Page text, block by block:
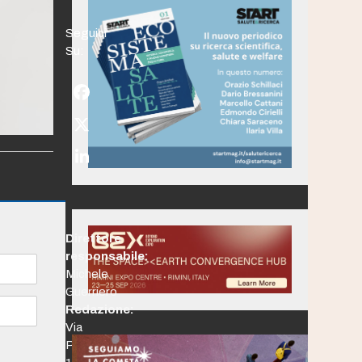
Seguici
Su:
Facebook
Twitter
(deprecated)
LinkedIn
Direttore
responsabile:
Michele
Guerriero
Redazione:
Via
Po,